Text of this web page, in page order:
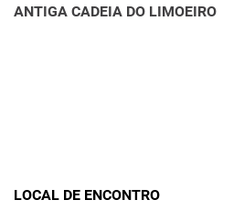
ANTIGA CADEIA DO LIMOEIRO
LOCAL DE ENCONTRO